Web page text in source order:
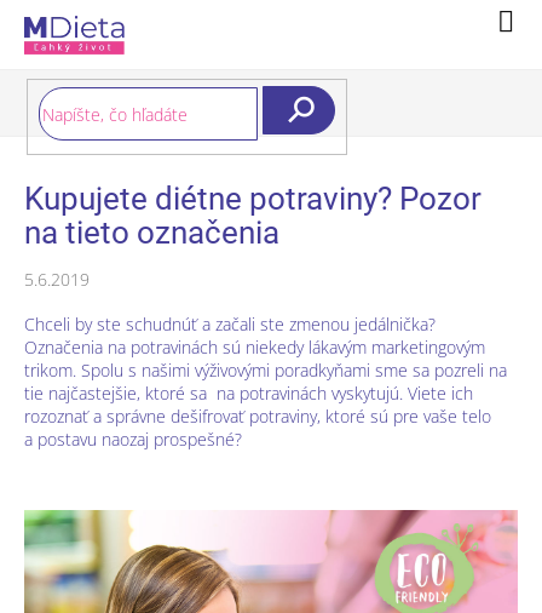
obsah
Kupujete diétne potraviny? Pozor
na tieto označenia
5.6.2019
Chceli by ste schudnúť a začali ste zmenou jedálnička?
Označenia na potravinách sú niekedy lákavým marketingovým
trikom. Spolu s našimi výživovými poradkyňami sme sa pozreli na
tie najčastejšie, ktoré sa na potravinách vyskytujú. Viete ich
rozoznať a správne dešifrovať potraviny, ktoré sú pre vaše telo
a postavu naozaj prospešné?